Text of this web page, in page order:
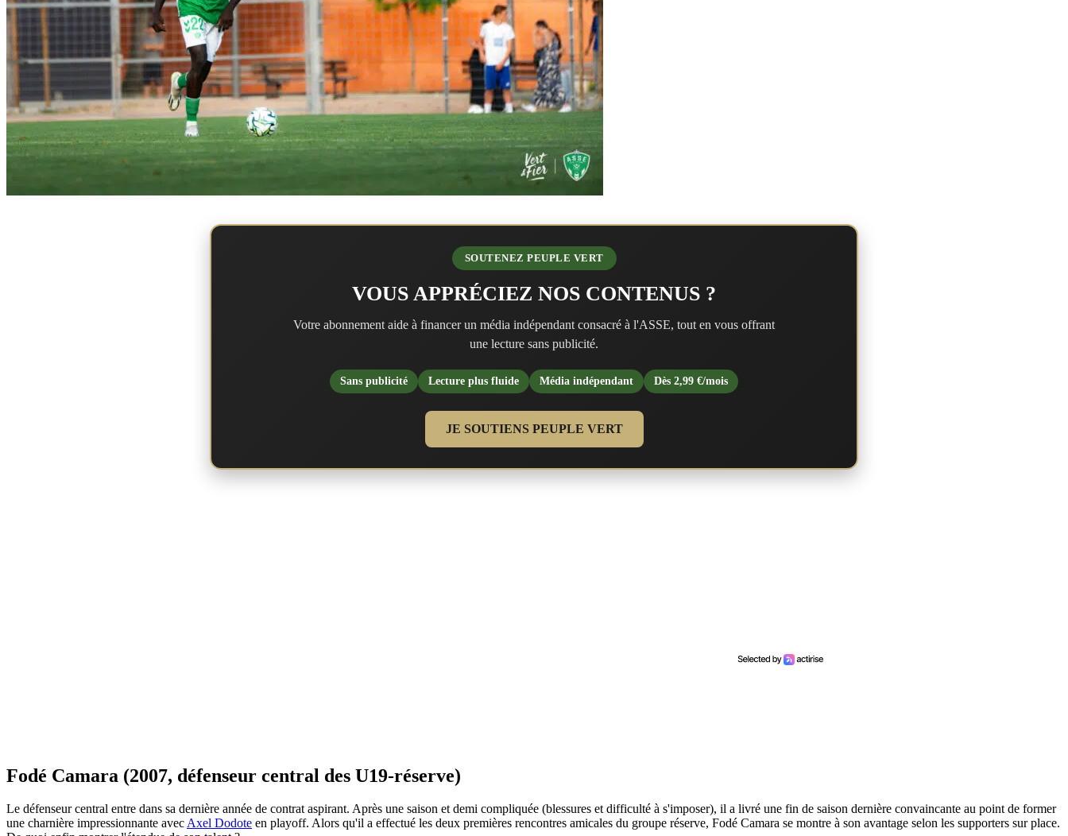
SOUTENEZ PEUPLE VERT
VOUS APPRÉCIEZ NOS CONTENUS ?
Votre abonnement aide à financer un média indépendant consacré à l'ASSE, tout en vous offrant
une lecture sans publicité.
Sans publicité Lecture plus fluide Média indépendant Dès 2,99 €/mois
JE SOUTIENS PEUPLE VERT
Fodé Camara (2007, défenseur central des U19-réserve)
Le défenseur central entre dans sa dernière année de contrat aspirant. Après une saison et demi compliquée (blessures et difficulté à s'imposer), il a livré une fin de saison dernière convaincante au point de former
une charnière impressionnante avecAxel Dodote en playoff. Alors qu'il a effectué les deux premières rencontres amicales du groupe réserve, Fodé Camara se montre à son avantage selon les supporters sur place.